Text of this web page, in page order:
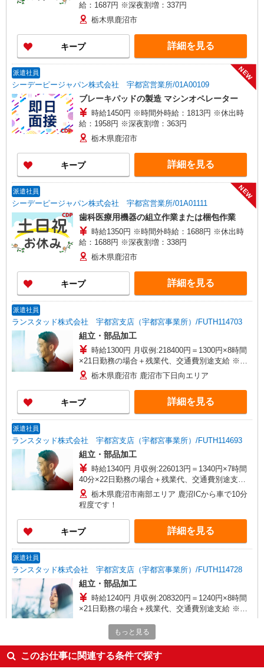
給：1687円 ※深夜割増：337円
栃木県鹿沼市
キープ 詳細を見る
派遣社員
シーデーピージャパン株式会社 宇都宮営業所/01A00109
NEW
ブレーキパッドの製造 マシンオペレーター
時給1450円 ※時間外時給：1813円 ※休出時
給：1958円 ※深夜割増：363円
栃木県鹿沼市
キープ 詳細を見る
派遣社員
シーデーピージャパン株式会社 宇都宮営業所/01A01111
NEW
歯科医療用機器の組立作業または梱包作業
時給1350円 ※時間外時給：1688円 ※休出時
給：1688円 ※深夜割増：338円
栃木県鹿沼市
キープ 詳細を見る
派遣社員
ランスタッド株式会社 宇都宮支店（宇都宮事業所）/FUTH114703
組立・部品加工
時給1300円 月収例:218400円＝1300円×8時間
×21日勤務の場合＋残業代、交通費別途支給 ※交
通費実費支給／当社規定あり。
栃木県鹿沼市 鹿沼市下日向エリア
キープ 詳細を見る
派遣社員
ランスタッド株式会社 宇都宮支店（宇都宮事業所）/FUTH114693
組立・部品加工
時給1340円 月収例:226013円＝1340円×7時間
40分×22日勤務の場合＋残業代、交通費別途支給
※交通費実費支給／当社規定あり。
栃木県鹿沼市南部エリア 鹿沼ICから車で10分
程度です！
キープ 詳細を見る
派遣社員
ランスタッド株式会社 宇都宮支店（宇都宮事業所）/FUTH114728
組立・部品加工
時給1240円 月収例:208320円＝1240円×8時間
×21日勤務の場合＋残業代、交通費別途支給 ※交
栃木県鹿沼市 鹿沼ICから近くのエリアです◎
キープ
もっと見る
このお仕事に関連する条件で探す